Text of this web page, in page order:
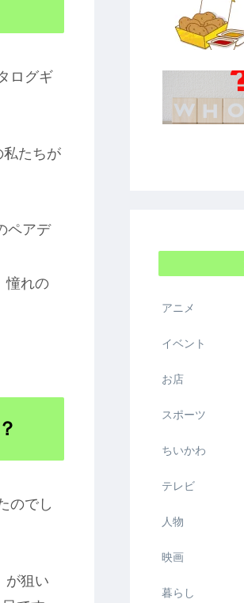
ログギ
私たちが
ペアデ
憧れの
のでし
が狙い
アニメ
イベント
お店
スポーツ
ちいかわ
テレビ
人物
映画
暮らし